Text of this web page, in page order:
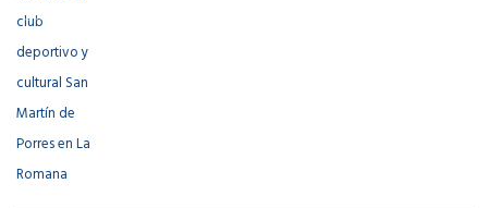
Contactos